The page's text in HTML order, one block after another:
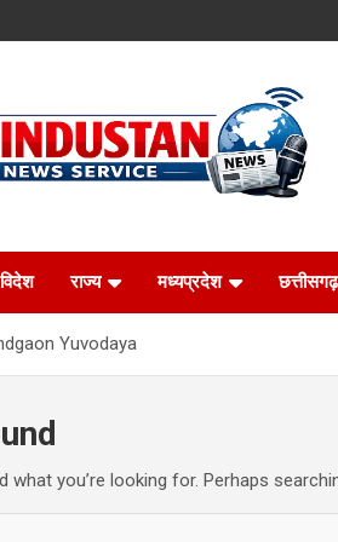
News
विदेश राज्य मध्यप्रदेश छत्तीसगढ़
Yuvodaya
what you’re looking for. Perhaps